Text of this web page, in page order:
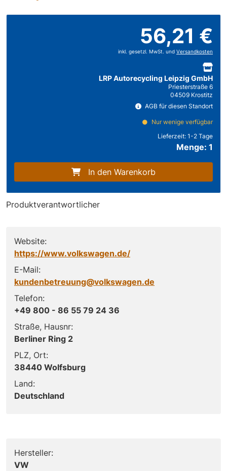
56,21 €
inkl. gesetzl. MwSt. und Versandkosten
LRP Autorecycling Leipzig GmbH
Priesterstraße 6
04509 Krostitz
AGB für diesen Standort
Nur wenige verfügbar
Lieferzeit: 1-2 Tage
Menge: 1
In den Warenkorb
Produktverantwortlicher
Website:
https://www.volkswagen.de/
E-Mail:
kundenbetreuung@volkswagen.de
Telefon:
+49 800 - 86 55 79 24 36
Straße, Hausnr:
Berliner Ring 2
PLZ, Ort:
38440 Wolfsburg
Land:
Deutschland
Hersteller:
VW